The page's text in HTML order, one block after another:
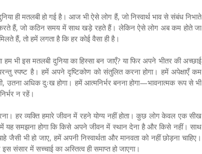
ही मतलबी हो गई है। आज भी ऐसे लोग हैं, जो निस्वार्थ भाव से संबंध निभाते
करते हैं, जो कठिन समय में साथ खड़े रहते हैं। लेकिन ऐसे लोग अब कम होते जा
हैं, तो हमें लगता है कि हर कोई वैसा ही है।
हम भी इस मतलबी दुनिया का हिस्सा बन जाएँ? या फिर अपने भीतर की अच्छाई
स्पष्ट है। हमें अपने दृष्टिकोण को संतुलित करना होगा। हमें अपेक्षाएँ कम
उतना अधिक दुःख होगा। हमें आत्मनिर्भर बनना होगा—भावनात्मक रूप से भी
न रहें।
हर व्यक्ति हमारे जीवन में रहने योग्य नहीं होता। कुछ लोग केवल एक सीख
समझना होगा कि किसे अपने जीवन में स्थान देना है और किसे नहीं। साथ
जैसी भी हो जाए, हमें अपनी निस्वार्थता और मानवता को नहीं छोड़ना चाहिए।
संसार में सच्चाई का अस्तित्व ही समाप्त हो जाएगा।